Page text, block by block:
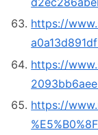
https://
https://
https://